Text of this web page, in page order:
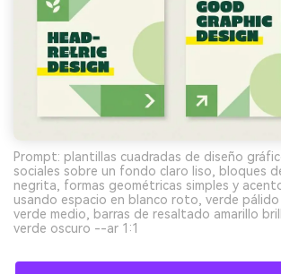
Prompt: plantillas cuadradas de diseño
sociales sobre un fondo claro liso, bloques
negrita, formas geométricas simples y
usando espacio en blanco roto, verde pálido
verde medio, barras de resaltado amarillo
verde oscuro --ar 1:1